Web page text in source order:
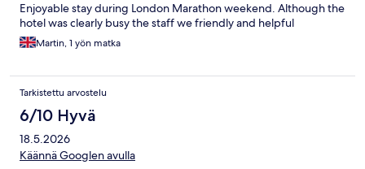
Enjoyable stay during London Marathon weekend. Although the
hotel was clearly busy the staff we friendly and helpful
Martin, 1 yön matka
Tarkistettu arvostelu
6/10 Hyvä
18.5.2026
Käännä Googlen avulla